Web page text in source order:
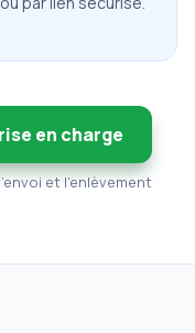
en charge
et l'enlèvement